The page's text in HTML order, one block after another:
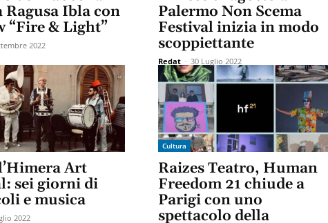
Ragusa Ibla con
“Fire & Light”
2022
Palermo Non Scema
Festival inizia in modo
scoppiettante
Redat - 30 Luglio 2022
Art
sei giorni di
e musica
2022
Cultura
Raizes Teatro, Human
Freedom 21 chiude a
Parigi con uno
spettacolo della